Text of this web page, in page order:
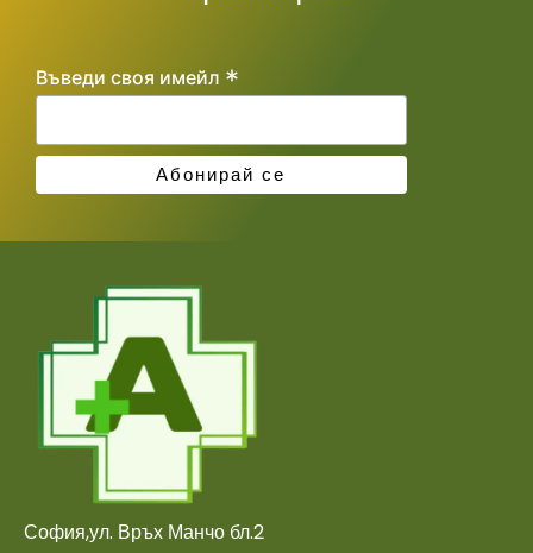
Въведи своя имейл *
София,ул. Връх Манчо бл.2